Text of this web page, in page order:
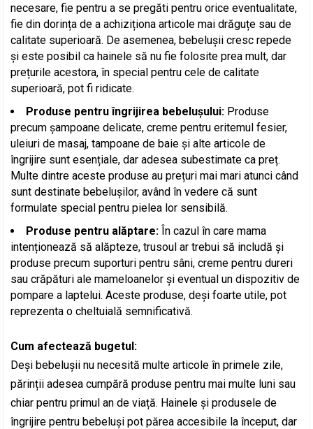
necesare, fie pentru a se pregăti pentru orice eventualitate,
fie din dorința de a achiziționa articole mai drăguțe sau de
calitate superioară. De asemenea, bebelușii cresc repede
și este posibil ca hainele să nu fie folosite prea mult, dar
prețurile acestora, în special pentru cele de calitate
superioară, pot fi ridicate.
Produse pentru îngrijirea bebelușului: Produse
precum șampoane delicate, creme pentru eritemul fesier,
uleiuri de masaj, tampoane de baie și alte articole de
îngrijire sunt esențiale, dar adesea subestimate ca preț.
Multe dintre aceste produse au prețuri mai mari atunci când
sunt destinate bebelușilor, având în vedere că sunt
formulate special pentru pielea lor sensibilă.
Produse pentru alăptare: În cazul în care mama
intenționează să alăpteze, trusoul ar trebui să includă și
produse precum suporturi pentru sâni, creme pentru dureri
sau crăpături ale mameloanelor și eventual un dispozitiv de
pompare a laptelui. Aceste produse, deși foarte utile, pot
reprezenta o cheltuială semnificativă.
Cum afectează bugetul:
Deși bebelușii nu necesită multe articole în primele zile,
părinții adesea cumpără produse pentru mai multe luni sau
chiar pentru primul an de viață. Hainele și produsele de
îngrijire pentru bebeluși pot părea accesibile la început, dar